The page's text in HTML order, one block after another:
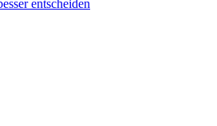
entscheiden